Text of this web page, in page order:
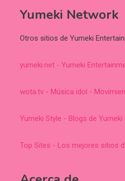
Yumeki Network
Otros sitios de Yumeki
yumeki.net - Yumeki
wota.tv - Música idol -
Yumeki Style - Blogs de
Top Sites - Los mejores sitios